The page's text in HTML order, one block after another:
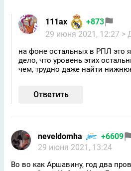
111ax
+873
29 июня 2021, 12:27 >
на фоне остальных в РПЛ это
дело, что уровень этих
чем, трудно даже найти
Ответить
neveldomha
+6609
29 июня 2021, 13:24
Во во как Аршавину, год два